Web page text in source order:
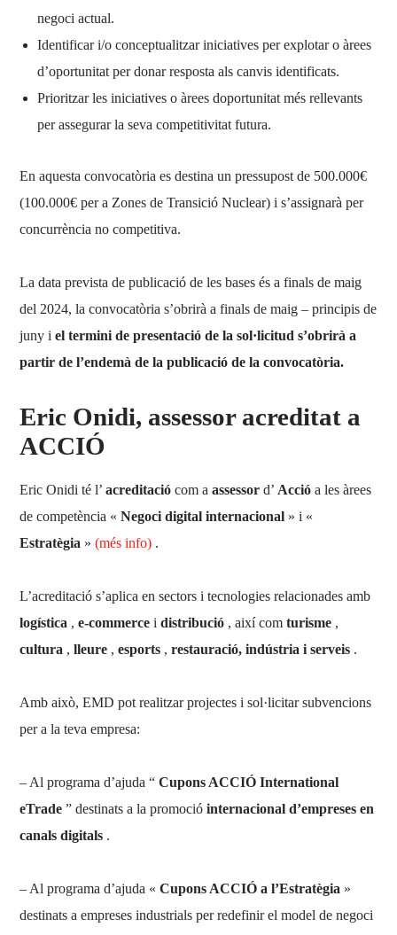
negoci actual.
Identificar i/o conceptualitzar iniciatives per explotar o àrees
d’oportunitat per donar resposta als canvis identificats.
Prioritzar les iniciatives o àrees doportunitat més rellevants
per assegurar la seva competitivitat futura.
En aquesta convocatòria es destina un pressupost de 500.000€
(100.000€ per a Zones de Transició Nuclear) i s’assignarà per
concurrència no competitiva.
La data prevista de publicació de les bases és a finals de maig
del 2024, la convocatòria s’obrirà a finals de maig – principis de
juny iel termini de presentació de la sol·licitud s’obrirà a
partir de l’endemà de la publicació de la convocatòria.
Eric Onidi, assessor acreditat a
ACCIÓ
Eric Onidi té l’acreditació com aassessor d’ Acció a les àrees
de competència «Negoci digital internacional » i «
Estratègia »(més info) .
L’acreditació s’aplica en sectors i tecnologies relacionades amb
logística ,e-commerce idistribució , així comturisme ,
cultura ,lleure ,esports ,restauració, indústria i serveis .
Amb això, EMD pot realitzar projectes i sol·licitar subvencions
per a la teva empresa:
– Al programa d’ajuda “Cupons ACCIÓ International
eTrade ” destinats a la promocióinternacional d’empreses en
canals digitals .
– Al programa d’ajuda «Cupons ACCIÓ a l’Estratègia »
destinats a empreses industrials per redefinir el model de negoci